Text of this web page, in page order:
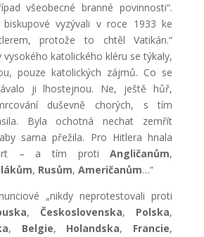
všeobecné branné povinnosti“.
biskupové vyzývali v roce 1933 ke
protože to chtěl Vatikán.“
vysokého katolického kléru se týkaly,
pouze katolických zájmů. Co se
ji lhostejnou. Ne, ještě hůř,
duševně chorých, s tím
Byla ochotná nechat zemřít
sama přežila. Pro Hitlera hnala
– a tím protiAngličanům,
, Rusům, Američanům…“
„nikdy neprotestovali proti
,Československa, Polska,
, Belgie, Holandska, Francie,